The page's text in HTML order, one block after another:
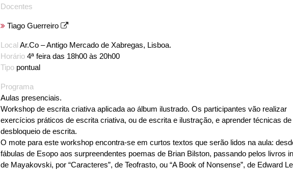
Docentes
Tiago Guerreiro
Local Ar.Co – Antigo Mercado de Xabregas, Lisboa.
Horário 4ª feira das 18h00 às 20h00
Tipo pontual
Programa
Aulas presenciais.
Workshop de escrita criativa aplicada ao álbum ilustrado. Os participantes vão realizar
exercícios práticos de escrita criativa, ou de escrita e ilustração, e aprender técnicas de
desbloqueio de escrita.
O mote para este workshop encontra-se em curtos textos que serão lidos na aula:
fábulas de Esopo aos surpreendentes poemas de Brian Bilston, passando pelos livros
de Mayakovski, por “Caracteres”, de Teofrasto, ou “A Book of Nonsense”, de Edward